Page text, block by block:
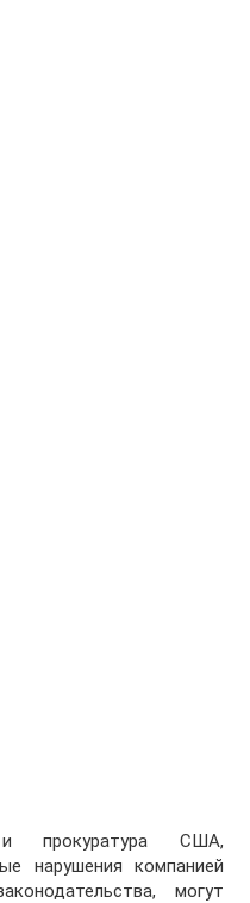
прокуратура США,
нарушения компанией
могут